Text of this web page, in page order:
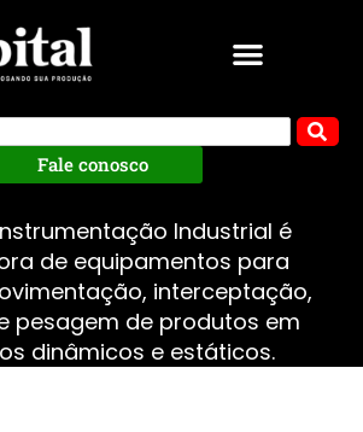
Fale conosco
Industrial é
de equipamentos para
interceptação,
pesagem de produtos em
dinâmicos e estáticos.